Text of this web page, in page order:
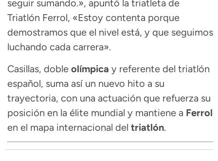
seguir sumando.», apuntó la triatleta de
Triatlón Ferrol, «Estoy contenta porque
demostramos que el nivel está, y que seguimos
luchando cada carrera».
Casillas, doble olímpica y referente del triatlón
español, suma así un nuevo hito a su
trayectoria, con una actuación que refuerza su
posición en la élite mundial y mantiene a Ferrol
en el mapa internacional del triatlón.